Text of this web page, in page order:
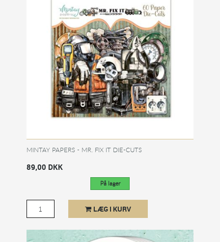
MINTAY PAPERS - MR. FIX IT DIE-CUTS
89,00 DKK
På lager
LÆG I KURV